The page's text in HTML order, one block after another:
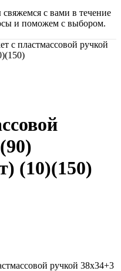
с вами в течение
и поможем с выбором.
с пластмассовой ручкой
(10)(150)
ручкой 38х34+3